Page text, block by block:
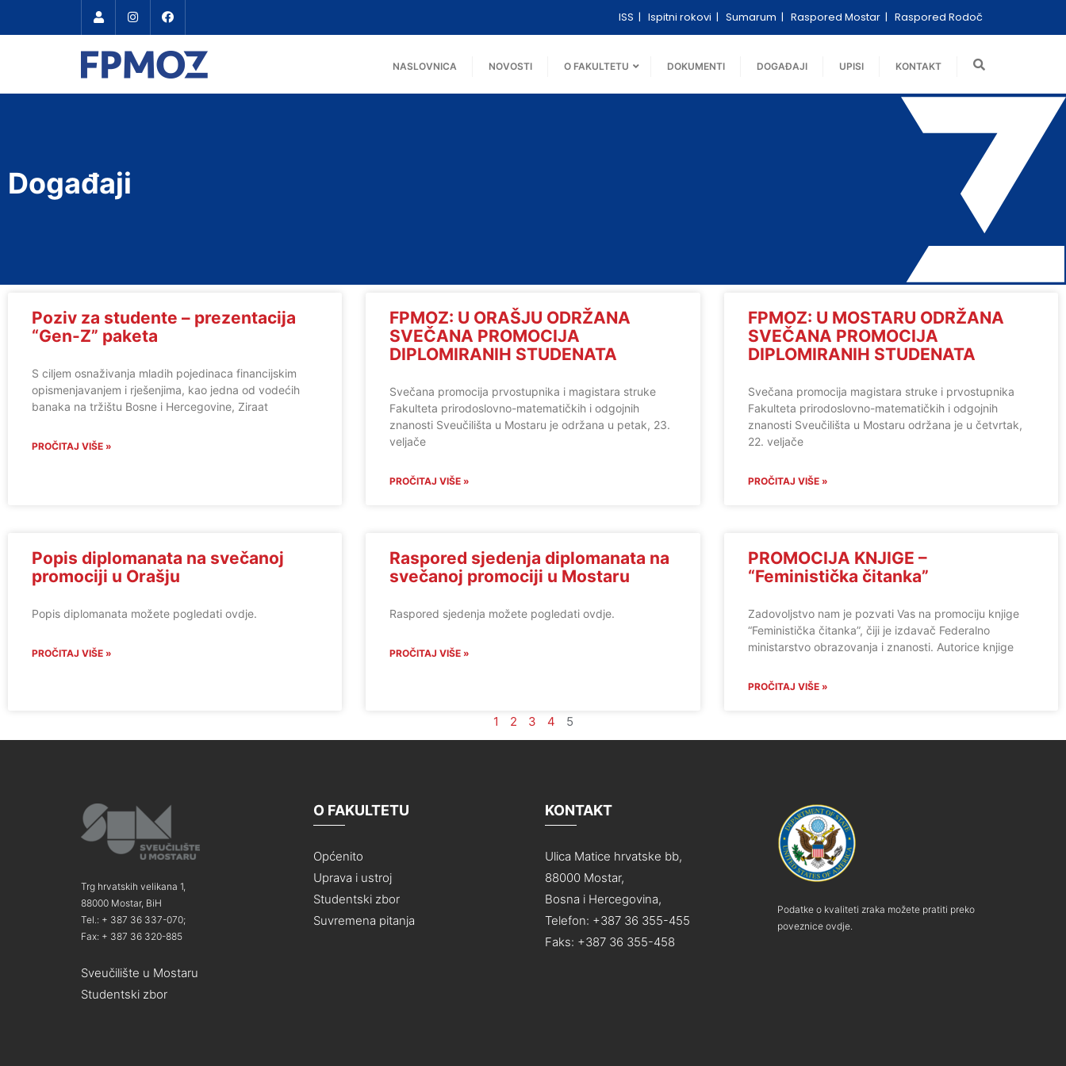
ISS Ispitni rokovi Sumarum Raspored Mostar Raspored Rodoč
NASLOVNICA NOVOSTI O FAKULTETU DOKUMENTI DOGAĐAJI UPISI KONTAKT
Događaji
Poziv za studente – prezentacija
“Gen-Z” paketa
S ciljem osnaživanja mladih pojedinaca financijskim
opismenjavanjem i rješenjima, kao jedna od vodećih
banaka na tržištu Bosne i Hercegovine, Ziraat
PROČITAJ VIŠE »
FPMOZ: U ORAŠJU ODRŽANA
SVEČANA PROMOCIJA
DIPLOMIRANIH STUDENATA
Svečana promocija prvostupnika i magistara struke
Fakulteta prirodoslovno-matematičkih i odgojnih
znanosti Sveučilišta u Mostaru je održana u petak, 23.
veljače
PROČITAJ VIŠE »
FPMOZ: U MOSTARU ODRŽANA
SVEČANA PROMOCIJA
DIPLOMIRANIH STUDENATA
Svečana promocija magistara struke i prvostupnika
Fakulteta prirodoslovno-matematičkih i odgojnih
znanosti Sveučilišta u Mostaru održana je u četvrtak,
22. veljače
PROČITAJ VIŠE »
Popis diplomanata na svečanoj
promociji u Orašju
Popis diplomanata možete pogledati ovdje.
PROČITAJ VIŠE »
Raspored sjedenja diplomanata na
svečanoj promociji u Mostaru
Raspored sjedenja možete pogledati ovdje.
PROČITAJ VIŠE »
PROMOCIJA KNJIGE –
“Feministička čitanka”
Zadovoljstvo nam je pozvati Vas na promociju knjige
“Feministička čitanka”, čiji je izdavač Federalno
ministarstvo obrazovanja i znanosti. Autorice knjige
PROČITAJ VIŠE »
1 2 3 4 5
Trg hrvatskih velikana 1,
88000 Mostar, BiH
Tel.: + 387 36 337-070;
Fax: + 387 36 320-885
Sveučilište u Mostaru
Studentski zbor
O FAKULTETU
Općenito
Uprava i ustroj
Studentski zbor
Suvremena pitanja
KONTAKT
Ulica Matice hrvatske bb,
88000 Mostar,
Bosna i Hercegovina,
Telefon: +387 36 355-455
Faks: +387 36 355-458
Podatke o kvaliteti zraka možete pratiti preko
poveznice ovdje.